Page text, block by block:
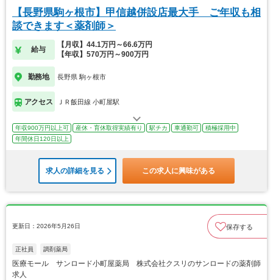
【長野県駒ヶ根市】甲信越併設店最大手 ご年収も相
談できます＜薬剤師＞
給与
【月収】44.1万円～66.6万円
【年収】570万円～900万円
勤務地 長野県 駒ヶ根市
アクセス ＪＲ飯田線 小町屋駅
年収900万円以上可 産休・育休取得実績有り 駅チカ 車通勤可
積極採用中
年間休日120日以上
求人の詳細を見る この求人に興味がある
更新日：2026年5月26日 保存する
正社員 調剤薬局
医療モール サンロード小町屋薬局 株式会社クスリのサンロードの薬剤師
求人